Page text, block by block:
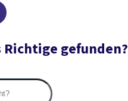
Richtige gefunden?